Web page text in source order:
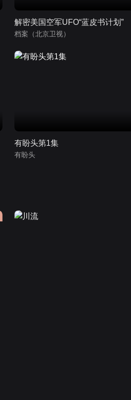
解密美国空军UFO“蓝皮书计划”
档案（北京卫视）
有盼头第1集
有盼头